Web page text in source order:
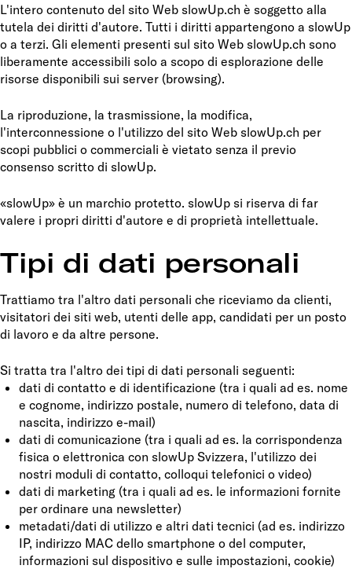
L'intero contenuto del sito Web slowUp.ch è soggetto alla
tutela dei diritti d'autore. Tutti i diritti appartengono a slowUp
o a terzi. Gli elementi presenti sul sito Web slowUp.ch sono
liberamente accessibili solo a scopo di esplorazione delle
risorse disponibili sui server (browsing).
La riproduzione, la trasmissione, la modifica,
l'interconnessione o l'utilizzo del sito Web slowUp.ch per
scopi pubblici o commerciali è vietato senza il previo
consenso scritto di slowUp.
«slowUp» è un marchio protetto. slowUp si riserva di far
valere i propri diritti d'autore e di proprietà intellettuale.
Tipi di dati personali
Trattiamo tra l'altro dati personali che riceviamo da clienti,
visitatori dei siti web, utenti delle app, candidati per un posto
di lavoro e da altre persone.
Si tratta tra l'altro dei tipi di dati personali seguenti:
dati di contatto e di identificazione (tra i quali ad es. nome
e cognome, indirizzo postale, numero di telefono, data di
nascita, indirizzo e-mail)
dati di comunicazione (tra i quali ad es. la corrispondenza
fisica o elettronica con slowUp Svizzera, l'utilizzo dei
nostri moduli di contatto, colloqui telefonici o video)
dati di marketing (tra i quali ad es. le informazioni fornite
per ordinare una newsletter)
metadati/dati di utilizzo e altri dati tecnici (ad es. indirizzo
IP, indirizzo MAC dello smartphone o del computer,
informazioni sul dispositivo e sulle impostazioni, cookie)